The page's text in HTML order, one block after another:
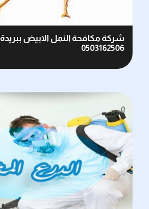
شركة مكافحة النمل الابيض ببريدة
0503162506